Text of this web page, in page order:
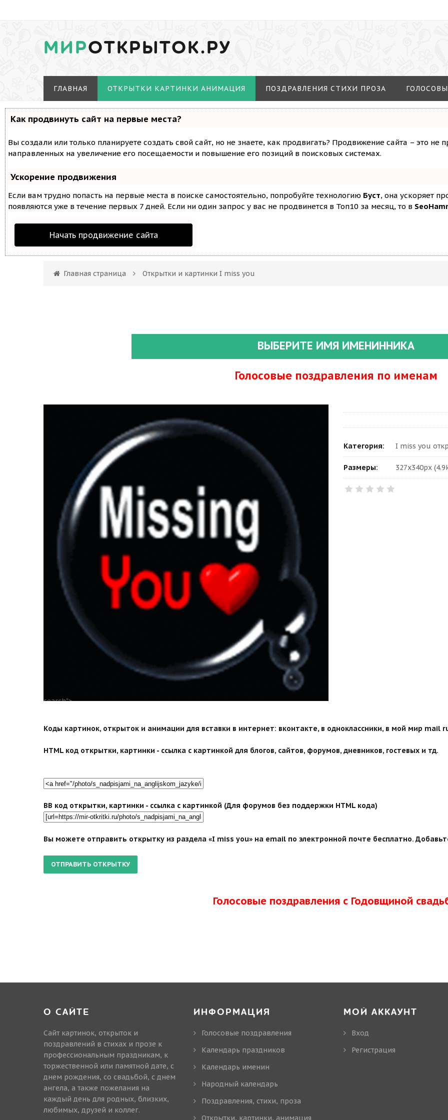
МИРОТКРЫТОК.РУ
ГЛАВНАЯ ОТКРЫТКИ КАРТИНКИ АНИМАЦИЯ ПОЗДРАВЛЕНИЯ СТИХИ ПРОЗА
Как продвинуть сайт на первые места?
Вы создали или только планируете создать свой сайт, но не знаете, как продвигать? Продвижение сайта – это
направленных на увеличение его посещаемости и повышение его позиций в поисковых системах.
Ускорение продвижения
Если вам трудно попасть на первые места в поиске самостоятельно, попробуйте технологию Буст, она ускоряет
появляются уже в течение первых 7 дней. Если ни один запрос у вас не продвинется в Топ10 за месяц, то в
Начать продвижение сайта
Главная страница Открытки и картинки I miss you
ВЫБЕРИТЕ ИМЯ ИМЕНИННИКА
Голосовые поздравления по именам
search">
Категория: I miss you
Размеры: 327x340px
Коды картинок, открыток и анимации для вставки в интернет: вконтакте, в одноклассники, в мой мир mail
HTML код открытки, картинки - ссылка с картинкой для блогов, сайтов, форумов, дневников, гостевых и тд.
BB код открытки, картинки - ссылка с картинкой (Для форумов без поддержки HTML кода)
Вы можете отправить открытку из раздела «I miss you» на email по электронной почте бесплатно.
Голосовые поздравления с Годовщиной
О САЙТЕ
Сайт картинок, открыток и
поздравлений в стихах и прозе к
профессиональным праздникам, к
торжественной или памятной дате, с
днем рождения, со свадьбой, с днем
ангела, а также пожелания на
каждый день для родных, близких,
любимых, друзей и коллег.
ИНФОРМАЦИЯ
Голосовые поздравления
Календарь праздников
Календарь именин
Народный календарь
Поздравления, стихи, проза
Открытки, картинки, анимация
МОЙ АККАУНТ
Вход
Регистрация